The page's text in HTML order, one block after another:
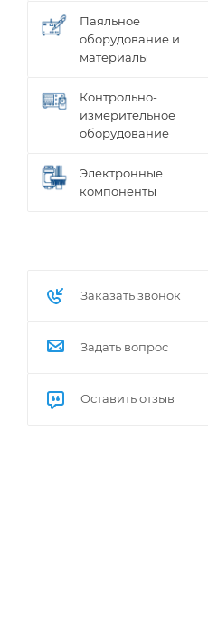
Паяльное
оборудование и
материалы
Контрольно-
измерительное
оборудование
Электронные
компоненты
Заказать звонок
Задать вопрос
Оставить отзыв